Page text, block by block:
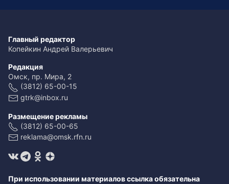
Главный редактор
Копейкин Андрей Валерьевич
Редакция
Омск, пр. Мира, 2
(3812) 65-00-15
gtrk@inbox.ru
Размещение рекламы
(3812) 65-00-65
reklama@omsk.rfn.ru
При использовании материалов ссылка обязательна